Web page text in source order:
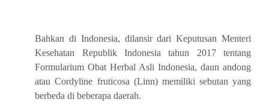
Bahkan di Indonesia, dilansir dari Keputusan Menteri
Kesehatan Republik Indonesia tahun 2017 tentang
Formularium Obat Herbal Asli Indonesia, daun andong
atau Cordyline fruticosa (Linn) memiliki sebutan yang
berbeda di beberapa daerah.